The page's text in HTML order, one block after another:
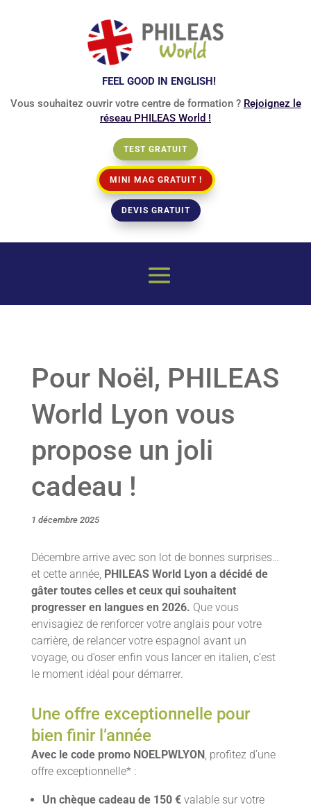
FEEL GOOD IN ENGLISH!
Vous souhaitez ouvrir votre centre de formation ? Rejoignez le
réseau PHILEAS World !
TEST GRATUIT
MINI MAG GRATUIT !
DEVIS GRATUIT
Pour Noël, PHILEAS
World Lyon vous
propose un joli
cadeau !
1 décembre 2025
Décembre arrive avec son lot de bonnes surprises…
et cette année, PHILEAS World Lyon a décidé de
gâter toutes celles et ceux qui souhaitent
progresser en langues en 2026. Que vous
envisagiez de renforcer votre anglais pour votre
carrière, de relancer votre espagnol avant un
voyage, ou d’oser enfin vous lancer en italien, c’est
le moment idéal pour démarrer.
Une offre exceptionnelle pour
bien finir l’année
Avec le code promo NOELPWLYON, profitez d’une
offre exceptionnelle* :
Un chèque cadeau de 150 €valable sur votre